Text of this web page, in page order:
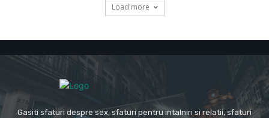
Load more
Gasiti sfaturi despre sex, sfaturi pentru intalniri si relatii, sfaturi